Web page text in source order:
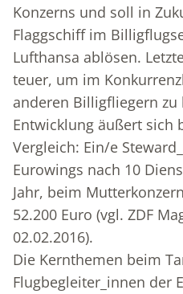
Konzerns und soll in
Flaggschiff im
Lufthansa ablösen.
teuer, um im
anderen Billigfliegern zu
Entwicklung äußert sich
Vergleich: Ein/e
Eurowings nach 10
Jahr, beim
52.200 Euro (vgl. ZDF
02.02.2016).
Die Kernthemen beim
Flugbegleiter_innen der